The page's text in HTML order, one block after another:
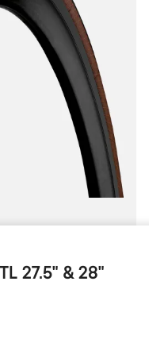
27.5" & 28"